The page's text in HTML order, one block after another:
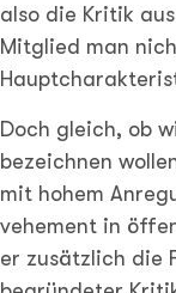
also die Kritik
Mitglied man
Doch gleich, ob
bezeichnen
mit hohem
vehement in
er zusätzlich die